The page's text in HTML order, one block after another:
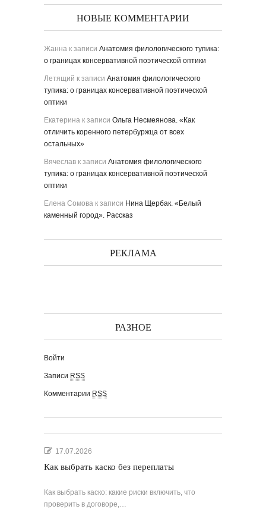
НОВЫЕ КОММЕНТАРИИ
Жанна к записи Анатомия филологического тупика:
о границах консервативной поэтической оптики
Летящий к записи Анатомия филологического
тупика: о границах консервативной поэтической
оптики
Екатерина к записи Ольга Несмеянова. «Как
отличить коренного петербуржца от всех
остальных»
Вячеслав к записи Анатомия филологического
тупика: о границах консервативной поэтической
оптики
Елена Сомова к записи Нина Щербак. «Белый
каменный город». Рассказ
РЕКЛАМА
РАЗНОЕ
Войти
Записи RSS
Комментарии RSS
17.07.2026
Как выбрать каско без переплаты
Как выбрать каско: какие риски включить, что
проверить в договоре,…